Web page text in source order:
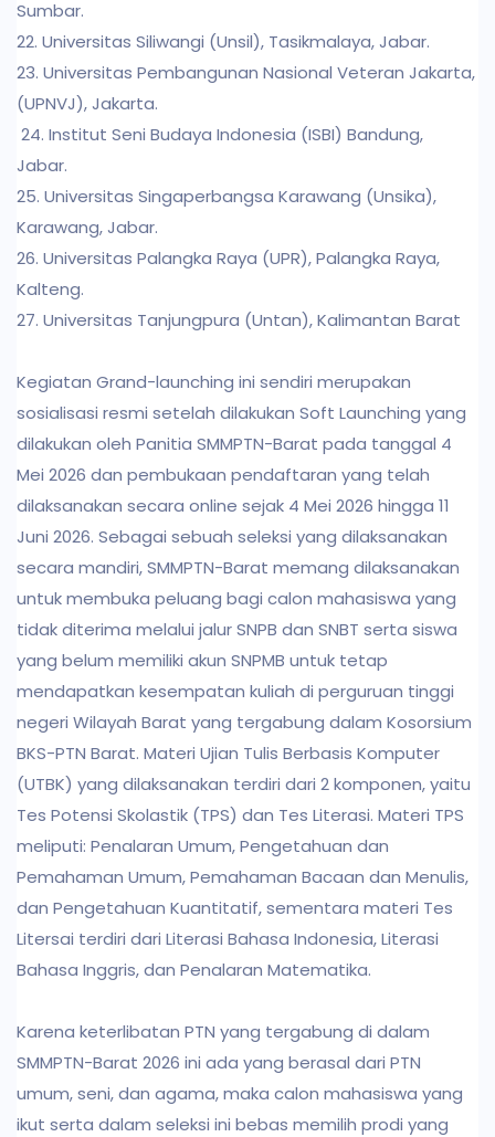
Sumbar.
22. Universitas Siliwangi (Unsil), Tasikmalaya, Jabar.
23. Universitas Pembangunan Nasional Veteran Jakarta,
(UPNVJ), Jakarta.
24. Institut Seni Budaya Indonesia (ISBI) Bandung,
Jabar.
25. Universitas Singaperbangsa Karawang (Unsika),
Karawang, Jabar.
26. Universitas Palangka Raya (UPR), Palangka Raya,
Kalteng.
27. Universitas Tanjungpura (Untan), Kalimantan Barat
Kegiatan Grand-launching ini sendiri merupakan
sosialisasi resmi setelah dilakukan Soft Launching yang
dilakukan oleh Panitia SMMPTN-Barat pada tanggal 4
Mei 2026 dan pembukaan pendaftaran yang telah
dilaksanakan secara online sejak 4 Mei 2026 hingga 11
Juni 2026. Sebagai sebuah seleksi yang dilaksanakan
secara mandiri, SMMPTN-Barat memang dilaksanakan
untuk membuka peluang bagi calon mahasiswa yang
tidak diterima melalui jalur SNPB dan SNBT serta siswa
yang belum memiliki akun SNPMB untuk tetap
mendapatkan kesempatan kuliah di perguruan tinggi
negeri Wilayah Barat yang tergabung dalam Kosorsium
BKS-PTN Barat. Materi Ujian Tulis Berbasis Komputer
(UTBK) yang dilaksanakan terdiri dari 2 komponen, yaitu
Tes Potensi Skolastik (TPS) dan Tes Literasi. Materi TPS
meliputi: Penalaran Umum, Pengetahuan dan
Pemahaman Umum, Pemahaman Bacaan dan Menulis,
dan Pengetahuan Kuantitatif, sementara materi Tes
Litersai terdiri dari Literasi Bahasa Indonesia, Literasi
Bahasa Inggris, dan Penalaran Matematika.
Karena keterlibatan PTN yang tergabung di dalam
SMMPTN-Barat 2026 ini ada yang berasal dari PTN
umum, seni, dan agama, maka calon mahasiswa yang
ikut serta dalam seleksi ini bebas memilih prodi yang